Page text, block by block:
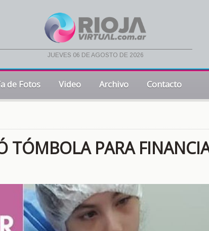
jueves 06 de agosto de 2026
de Fotos Video Archivo Contacto
TÓMBOLA PARA